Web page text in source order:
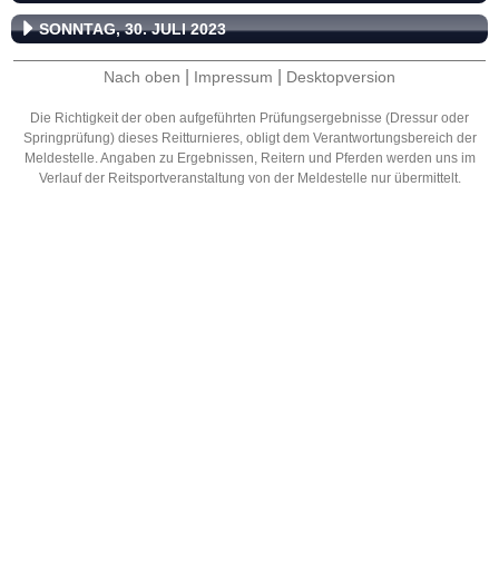
SONNTAG, 30. JULI 2023
Nach oben Impressum Desktopversion
Die Richtigkeit der oben aufgeführten Prüfungsergebnisse (Dressur oder
Springprüfung) dieses Reitturnieres, obligt dem Verantwortungsbereich der
Meldestelle. Angaben zu Ergebnissen, Reitern und Pferden werden uns im
Verlauf der Reitsportveranstaltung von der Meldestelle nur übermittelt.